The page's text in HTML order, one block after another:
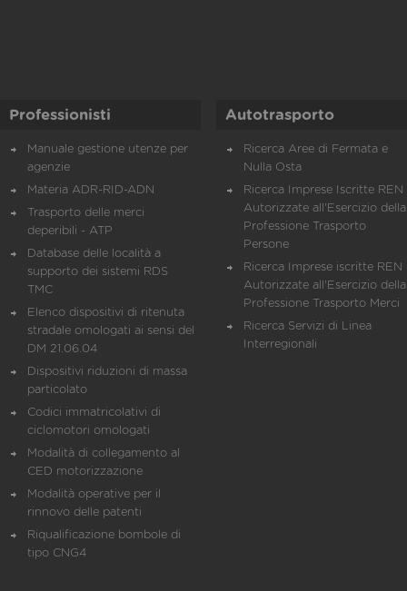
Professionisti
Manuale gestione utenze per
agenzie
Materia ADR-RID-ADN
Trasporto delle merci
deperibili - ATP
Database delle località a
supporto dei sistemi RDS
TMC
Elenco dispositivi di ritenuta
stradale omologati ai sensi del
DM 21.06.04
Dispositivi riduzioni di massa
particolato
Codici immatricolativi di
ciclomotori omologati
Modalità di collegamento al
CED motorizzazione
Modalità operative per il
rinnovo delle patenti
Riqualificazione bombole di
tipo CNG4
Autotrasporto
Ricerca Aree di Fermata e
Nulla Osta
Ricerca Imprese Iscritte REN
Autorizzate all'Esercizio della
Professione Trasporto
Persone
Ricerca Imprese iscritte REN
Autorizzate all'Esercizio della
Professione Trasporto Merci
Ricerca Servizi di Linea
Interregionali